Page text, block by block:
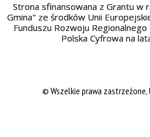
Strona sfinansowana z Grantu w
Gmina" ze środków Unii
Funduszu Rozwoju
Polska Cyfrowa na
© Wszelkie prawa zastrzeżone,